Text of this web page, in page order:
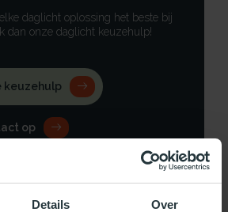
Details Over
daglicht oplossing het beste bij
dan onze daglicht keuzehulp!
keuzehulp
op